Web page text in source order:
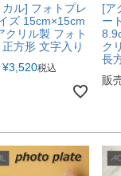
ル] フォトプレ
ズ 15cm×15cm
クリル製 フォト
方形 文字入り
¥3,520税込
[ア
ー
ク
長
販